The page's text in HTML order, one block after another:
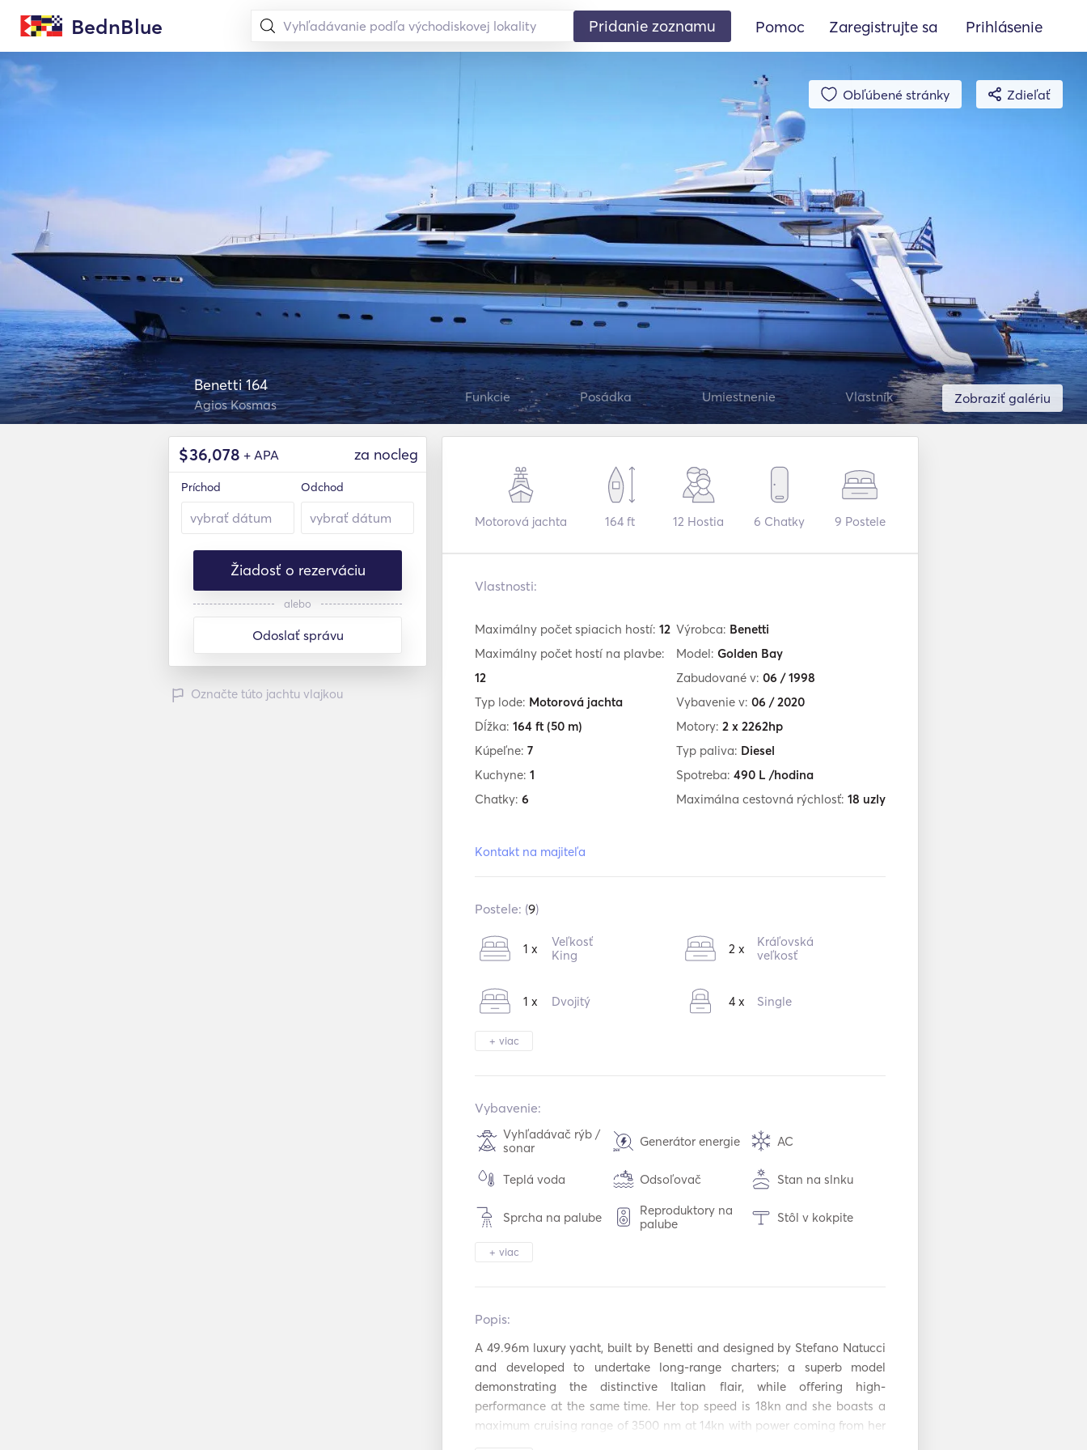
BednBlue Pridanie zoznamu Pomoc Zaregistrujte sa Prihlásenie
Obľúbené stránky Zdieľať
Zobraziť galériu
Benetti 164
Agios Kosmas Funkcie Posádka Umiestnenie Vlastník
$36,078 + APA za nocleg
Príchod Odchod
Žiadosť o rezerváciu
alebo
Odoslať správu
Označte túto jachtu vlajkou
Motorová jachta 164 ft 12 Hostia 6 Chatky 9 Postele
Vlastnosti:
Maximálny počet spiacich hostí: 12
Maximálny počet hostí na plavbe:
12
Typ lode: Motorová jachta
Dĺžka: 164 ft (50 m)
Kúpeľne: 7
Kuchyne: 1
Chatky: 6
Kontakt na majiteľa
Výrobca: Benetti
Model: Golden Bay
Zabudované v: 06 / 1998
Vybavenie v: 06 / 2020
Motory: 2 x 2262hp
Typ paliva: Diesel
Spotreba: 490 L /hodina
Maximálna cestovná rýchlosť: 18 uzly
Postele: (9)
1 x
Veľkosť
King
2 x
Kráľovská
veľkosť
1 x Dvojitý 4 x Single
+ viac
Vybavenie:
Vyhľadávač rýb /
sonar
Generátor energie AC
Teplá voda Odsoľovač Stan na slnku
Sprcha na palube
Reproduktory na
palube
Stôl v kokpite
Tender / čln
riady
Umývačka riadu Kávovar Výrobník ľadu
GRILOVANIE Koktailový bar Horúce platne
+ viac
Popis:
A 49.96m luxury yacht, built by Benetti and designed by Stefano Natucci
and developed to undertake long-range charters; a superb model
demonstrating the distinctive Italian flair, while offering high-
performance at the same time. Her top speed is 18kn and she boasts a
maximum cruising range of 3500 nm at 14kn with power coming from her